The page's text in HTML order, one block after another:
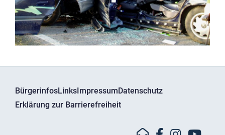
BürgerinfosLinks Impressum Datenschutz
Erklärung zur Barrierefreiheit